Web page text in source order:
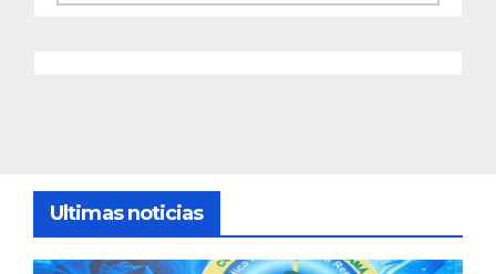
Ultimas noticias